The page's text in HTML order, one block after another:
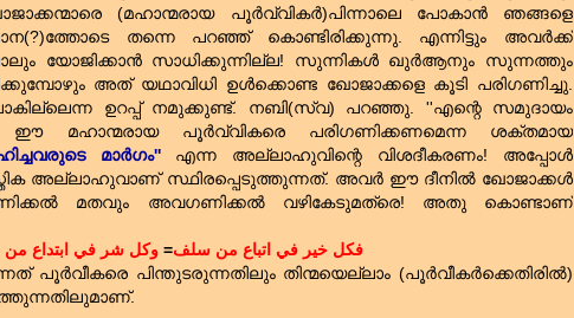
(മഹാന്മരായ പൂര്‍വ്വികര്‍)പിന്നാലെ പോകാന്‍ ഞങ്ങളെ
തന്നെ പറഞ്ഞ്‌ കൊണ്ടിരിക്കുന്നു. എന്നിട്ടും അവര്‍ക്ക്‌
യോജിക്കാന്‍ സാധിക്കുന്നില്ല! സുന്നികള്‍ ഖുര്‍ആനും സുന്നത്തും
അത്‌ യഥാവിധി ഉള്‍ക്കൊണ്ട ഖോജാക്കളെ കൂടി പരിഗണിച്ചു.
ഉറപ്പ്‌ നമുക്കുണ്ട്‌. നബി(സ്വ) പറഞ്ഞു. ''എന്റെ സമുദായം
ഈ മഹാന്മരായ പൂര്‍വ്വികരെ‍ പരിഗണിക്കണമെന്ന ശക്തമായ
മാര്‍ഗം''എന്ന അല്ലാഹുവിന്റെ വിശദീകരണം! അപ്പോള്‍
അല്ലാഹുവാണ്‌ സ്ഥിരപ്പെടുത്തുന്നത്‌. അവര്‍ ഈ ദീനില്‍ ഖോജാക്കള്‍
മതവും അവഗണിക്കല്‍ വഴികേടുമത്രെ! അതു കൊണ്ടാണ്‌
فكل خير في اتباع من سلف= وكل شر في ابتداع
പൂര്‍വീകരെ പിന്തുടരുന്നതിലും തിന്മയെല്ലാം (പൂര്‍വീകര്‍ക്കെതിരില്‍)